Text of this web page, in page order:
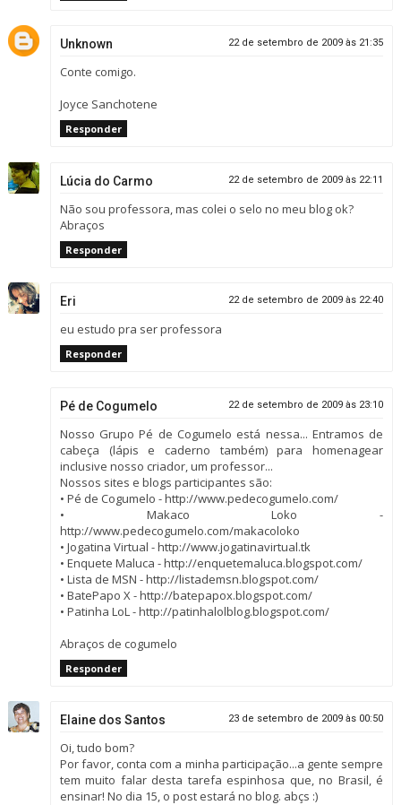
Unknown 22 de setembro de 2009 às 21:35
Conte comigo.
Joyce Sanchotene
Responder
Lúcia do Carmo 22 de setembro de 2009 às 22:11
Não sou professora, mas colei o selo no meu blog ok?
Abraços
Responder
Eri 22 de setembro de 2009 às 22:40
eu estudo pra ser professora
Responder
Pé de Cogumelo 22 de setembro de 2009 às 23:10
Nosso Grupo Pé de Cogumelo está nessa... Entramos de
cabeça (lápis e caderno também) para homenagear
inclusive nosso criador, um professor...
Nossos sites e blogs participantes são:
• Pé de Cogumelo - http://www.pedecogumelo.com/
• Makaco Loko -
http://www.pedecogumelo.com/makacoloko
• Jogatina Virtual - http://www.jogatinavirtual.tk
• Enquete Maluca - http://enquetemaluca.blogspot.com/
• Lista de MSN - http://listademsn.blogspot.com/
• BatePapo X - http://batepapox.blogspot.com/
• Patinha LoL - http://patinhalolblog.blogspot.com/
Abraços de cogumelo
Responder
Elaine dos Santos 23 de setembro de 2009 às 00:50
Oi, tudo bom?
Por favor, conta com a minha participação...a gente sempre
tem muito falar desta tarefa espinhosa que, no Brasil, é
ensinar! No dia 15, o post estará no blog. abçs :)